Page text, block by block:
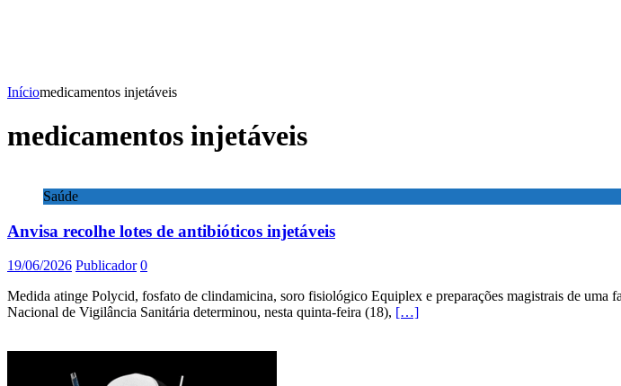
Iníciomedicamentos injetáveis
medicamentos injetáveis
Saúde
Anvisa recolhe lotes de antibióticos injetáveis
19/06/2026 Publicador 0
Medida atinge Polycid, fosfato de clindamicina, soro fisiológico Equiplex e preparações magistrais de
Nacional de Vigilância Sanitária determinou, nesta quinta-feira (18), […]